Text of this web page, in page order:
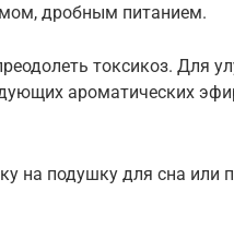
дробным питанием.
токсикоз. Для
ароматических
на подушку для сна или